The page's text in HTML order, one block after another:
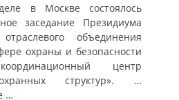
в Москве состоялось
заседание Президиума
объединения
охраны и безопасности
центр
структур». …
…